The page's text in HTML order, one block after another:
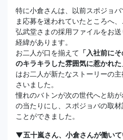
特に小倉さんは、以前スポジョ
ま応募を迷われていたところへ
弘武堂さまの採用ファイルをお
経緯があります。
お二人が口を揃えて 「入社前に
のキラキラした雰囲気に惹かれた
はお二人が新たなストーリーの
さいました。
憧れのバトンが次の世代へと紡が
の当たりにし、スポジョバの取
ことができました。
▼五十嵐さん、小倉さんが働い